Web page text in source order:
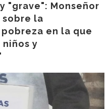
"grave": Monseñor
la
en la que
niños y